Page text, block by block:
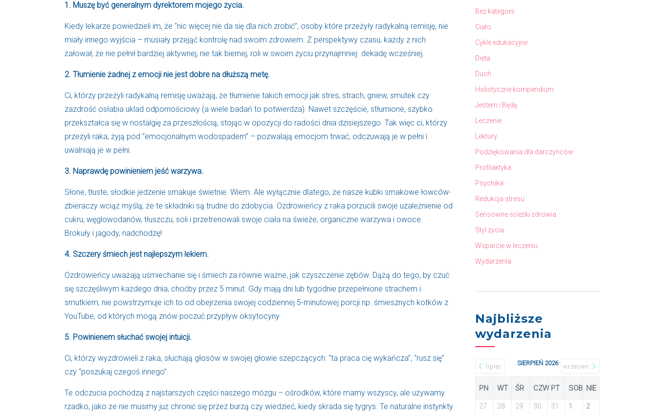
1. Muszę być generalnym dyrektorem mojego życia.
Kiedy lekarze powiedzieli im, że “nic więcej nie da się dla nich zrobić”, osoby które przeżyły radykalną remisję, nie
miały innego wyjścia – musiały przejąć kontrolę nad swoim zdrowiem. Z perspektywy czasu, każdy z nich
żałował, że nie pełnił bardziej aktywnej, nie tak biernej, roli w swoim życiu przynajmniej dekadę wcześniej.
2. Tłumienie żadnej z emocji nie jest dobre na dłuższą metę.
Ci, którzy przeżyli radykalną remisję uważają, że tłumienie takich emocji jak stres, strach, gniew, smutek czy
zazdrość osłabia uklad odpornościowy (a wiele badań to potwierdza). Nawet szczęście, stłumione, szybko
przekształca się w nostalgię za przeszłością, stojąc w opozycji do radości dnia dzisiejszego. Tak więc ci, którzy
przeżyli raka, żyją pod “emocjonalnym wodospadem” – pozwalają emocjom trwać, odczuwają je w pełni i
uwalniają je w pełni.
3. Naprawdę powinieniem jeść warzywa.
Słone, tłuste, słodkie jedzenie smakuje świetnie. Wiem. Ale wyłącznie dlatego, że nasze kubki smakowe łowców-
zbieraczy wciąż myślą, że te składniki są trudne do zdobycia. Ozdrowieńcy z raka porzucili swoje uzależnienie od
cukru, węglowodanów, tłuszczu, soli i przetrenowali swoje ciała na świeże, organiczne warzywa i owoce.
Brokuły i jagody, nadchodzę!
4. Szczery śmiech jest najlepszym lekiem.
Ozdrowieńcy uważają uśmiechanie się i śmiech za równie ważne, jak czyszczenie zębów. Dążą do tego, by czuć
się szczęśliwym każdego dnia, choćby przez 5 minut. Gdy mają dni lub tygodnie przepełnione strachem i
smutkiem, nie powstrzymuje ich to od obejrzenia swojej codziennej 5-minutowej porcji np. śmiesznych kotków z
YouTube, od których mogą znów poczuć przypływ oksytocyny.
5. Powinienem słuchać swojej intuicji.
Ci, którzy wyzdrowieli z raka, słuchają głosów w swojej głowie szepczących: “ta praca cię wykańcza”, “rusz się”
czy “poszukaj czegoś innego”.
Te odczucia pochodzą z najstarszych części naszego mózgu – ośrodków, które mamy wszyscy, ale używamy
rzadko, jako że nie musimy już chronić się przez burzą czy wiedzieć, kiedy skrada się tygrys. Te naturalne instynkty
Bez kategorii
Ciało
Cykle edukacyjne
Dieta
Duch
Holistyczne kompendium
Jestem i Będę
Leczenie
Lektury
Podziękowania dla darczyńców
Profilaktyka
Psychika
Redukcja stresu
Sensowne ścieżki zdrowia
Styl życia
Wsparcie w leczeniu
Wydarzenia
Najbliższe
wydarzenia
lipiec SIERPIEŃ 2026 wrzesień
PN WT ŚR CZW PT SOB NIE
27 28 29 30 31 1 2